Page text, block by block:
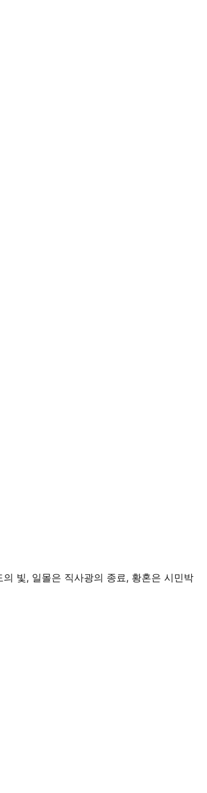
빛, 일몰은 직사광의 종료, 황혼은 시민박